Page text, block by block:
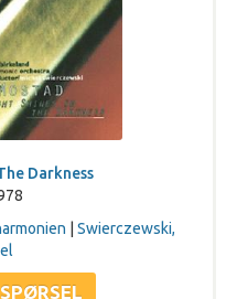
Darkness
Swierczewski,